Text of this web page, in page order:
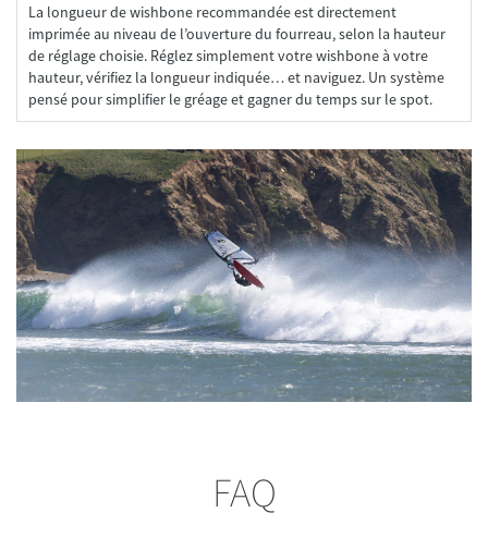
La longueur de wishbone recommandée est directement
imprimée au niveau de l’ouverture du fourreau, selon la hauteur
de réglage choisie. Réglez simplement votre wishbone à votre
hauteur, vérifiez la longueur indiquée… et naviguez. Un système
FAQ